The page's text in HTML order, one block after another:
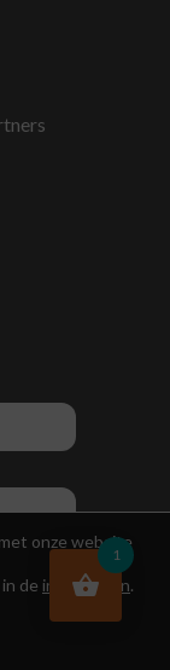
onze website
de instellingen.
1